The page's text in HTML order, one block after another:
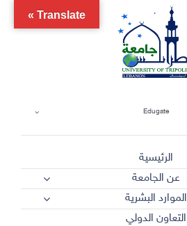
Edugate
الرئيسية
عن الجامعة
الموارد البشرية
التعاون الدولي
Translate »